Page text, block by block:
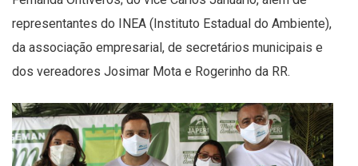
representantes do INEA (Instituto Estadual do Ambiente),
da associação empresarial, de secretários municipais e
dos vereadores Josimar Mota e Rogerinho da RR.